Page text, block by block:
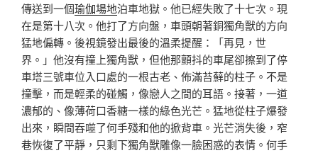
傳送到一個瑜伽場地泊車地獄。他已經失敗了十七次。現
在是第十八次。他打了方向盤，車頭朝著銅獨角獸的方向
猛地偏轉。後視鏡發出最後的溫柔提醒：「再見，世
界。」他沒有撞上獨角獸，但他那顫抖的車尾卻擦到了停
車塔三號車位入口處的一根古老、佈滿苔蘚的柱子。不是
撞擊，而是輕柔的碰觸，像戀人之間的耳語。接著，一道
濃郁的、像薄荷口香糖一樣的綠色光芒。猛地從柱子爆發
出來，瞬間吞噬了何手殘和他的掀背車。光芒消失後，窄
巷恢復了平靜，只剩下獨角獸雕像一臉困惑的表情。何手